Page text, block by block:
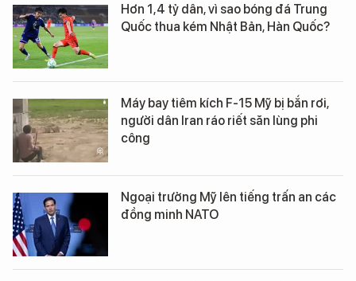
Hơn 1,4 tỷ dân, vì sao bóng đá Trung
Quốc thua kém Nhật Bản, Hàn Quốc?
Máy bay tiêm kích F-15 Mỹ bị bắn rơi,
người dân Iran ráo riết săn lùng phi
công
Ngoại trưởng Mỹ lên tiếng trấn an các
đồng minh NATO